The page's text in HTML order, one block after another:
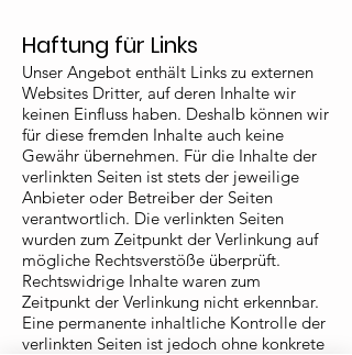
Haftung für Links
Unser Angebot enthält Links zu externen
Websites Dritter, auf deren Inhalte wir
keinen Einfluss haben. Deshalb können wir
für diese fremden Inhalte auch keine
Gewähr übernehmen. Für die Inhalte der
verlinkten Seiten ist stets der jeweilige
Anbieter oder Betreiber der Seiten
verantwortlich. Die verlinkten Seiten
wurden zum Zeitpunkt der Verlinkung auf
mögliche Rechtsverstöße überprüft.
Rechtswidrige Inhalte waren zum
Zeitpunkt der Verlinkung nicht erkennbar.
Eine permanente inhaltliche Kontrolle der
verlinkten Seiten ist jedoch ohne konkrete